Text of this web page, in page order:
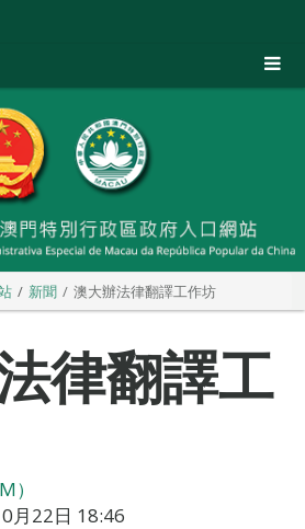
新聞 澳大辦法律翻譯工作坊
律翻譯工
）
月22日 18:46